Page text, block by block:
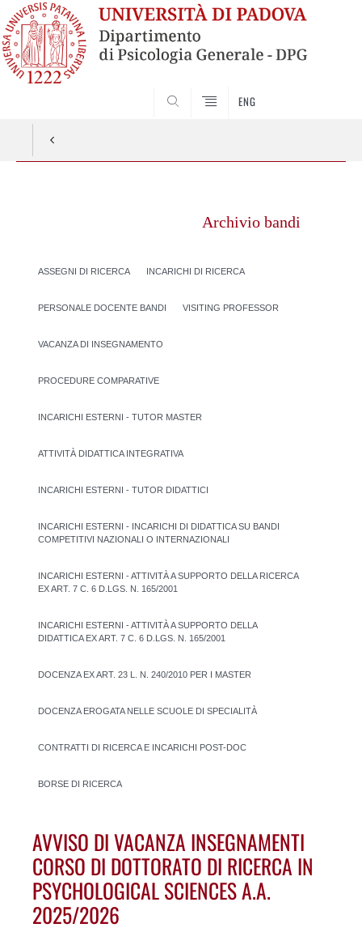
ENG
Archivio bandi
ASSEGNI DI RICERCA INCARICHI DI RICERCA
PERSONALE DOCENTE BANDI VISITING PROFESSOR
VACANZA DI INSEGNAMENTO
PROCEDURE COMPARATIVE
INCARICHI ESTERNI - TUTOR MASTER
ATTIVITÀ DIDATTICA INTEGRATIVA
INCARICHI ESTERNI - TUTOR DIDATTICI
INCARICHI ESTERNI - INCARICHI DI DIDATTICA SU BANDI
COMPETITIVI NAZIONALI O INTERNAZIONALI
INCARICHI ESTERNI - ATTIVITÀ A SUPPORTO DELLA RICERCA
EX ART. 7 C. 6 D.LGS. N. 165/2001
INCARICHI ESTERNI - ATTIVITÀ A SUPPORTO DELLA
DIDATTICA EX ART. 7 C. 6 D.LGS. N. 165/2001
DOCENZA EX ART. 23 L. N. 240/2010 PER I MASTER
DOCENZA EROGATA NELLE SCUOLE DI SPECIALITÀ
CONTRATTI DI RICERCA E INCARICHI POST-DOC
BORSE DI RICERCA
AVVISO DI VACANZA INSEGNAMENTI
CORSO DI DOTTORATO DI RICERCA IN
PSYCHOLOGICAL SCIENCES A.A.
2025/2026